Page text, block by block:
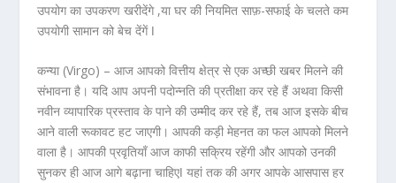
उपयोग का उपकरण खरीदेंगे ,या घर की नियमित साफ़-सफाई के चलते कम
उपयोगी सामान को बेच देंगें ǀ
कन्या (Virgo) – आज आपको वित्तीय क्षेत्र से एक अच्छी खबर मिलने की
संभावना है। यदि आप अपनी पदोन्नति की प्रतीक्षा कर रहे हैं अथवा किसी
नवीन व्यापारिक प्रस्ताव के पाने की उम्मीद कर रहे हैं, तब आज इसके बीच
आने वाली रूकावट हट जाएगी। आपकी कड़ी मेहनत का फल आपको मिलने
वाला है। आपकी प्रवृतियाँ आज काफी सक्रिय रहेंगी और आपको उनकी
सुनकर ही आज आगे बढ़ाना चाहिएǀ यहां तक की अगर आपके आसपास हर